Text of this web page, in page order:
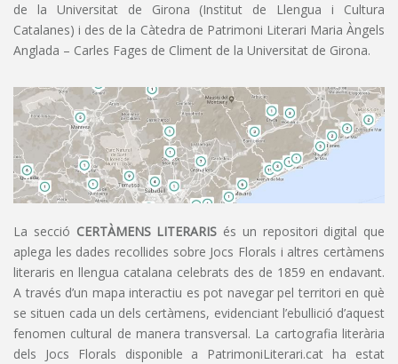
de la Universitat de Girona (Institut de Llengua i Cultura
Catalanes) i des de la Càtedra de Patrimoni Literari Maria Àngels
Anglada – Carles Fages de Climent de la Universitat de Girona.
La secció CERTÀMENS LITERARIS és un repositori digital que
aplega les dades recollides sobre Jocs Florals i altres certàmens
literaris en llengua catalana celebrats des de 1859 en endavant.
A través d’un mapa interactiu es pot navegar pel territori en què
se situen cada un dels certàmens, evidenciant l’ebullició d’aquest
fenomen cultural de manera transversal. La cartografia literària
dels Jocs Florals disponible a PatrimoniLiterari.cat ha estat